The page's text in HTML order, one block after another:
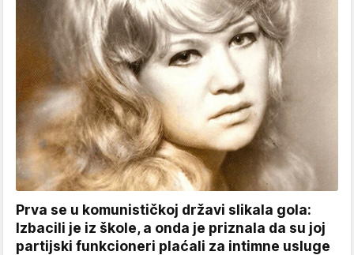
Prva se u komunističkoj državi slikala gola:
Izbacili je iz škole, a onda je priznala da su joj
partijski funkcioneri plaćali za intimne usluge